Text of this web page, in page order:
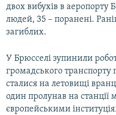
двох вибухів в аеропорту
людей, 35 – поранені.
загиблих.
У Брюсселі зупинили
громадського транспорту
сталися на летовищі
один пролунав на станції
європейськими